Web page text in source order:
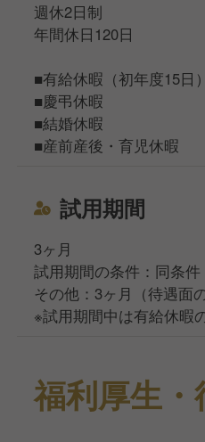
週休2日制
年間休日120日
■有給休暇（初年度15日）
■慶弔休暇
■結婚休暇
■産前産後・育児休暇
試用期間
3ヶ月
試用期間の条件：同条件
その他：3ヶ月（待遇面
※試用期間中は有給休暇
福利厚生・